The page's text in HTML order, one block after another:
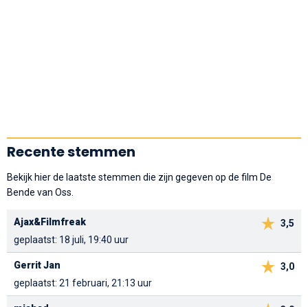
Recente stemmen
Bekijk hier de laatste stemmen die zijn gegeven op de film De
Bende van Oss.
3,5
Ajax&Filmfreak
geplaatst: 18 juli, 19:40 uur
3,0
Gerrit Jan
geplaatst: 21 februari, 21:13 uur